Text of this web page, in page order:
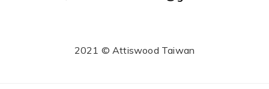
2021 © Attiswood Taiwan